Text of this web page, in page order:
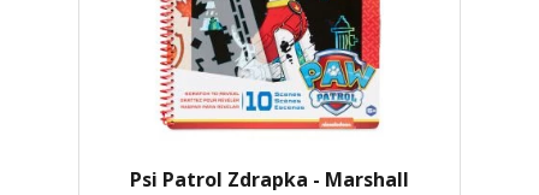
Psi Patrol Zdrapka - Marshall